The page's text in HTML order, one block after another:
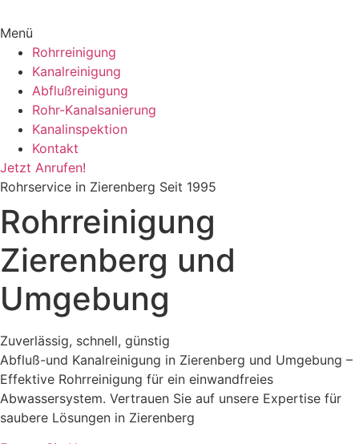
Menü
Rohrreinigung
Kanalreinigung
Abflußreinigung
Rohr-Kanalsanierung
Kanalinspektion
Kontakt
Jetzt Anrufen!
Rohrservice in Zierenberg Seit 1995
Rohrreinigung
Zierenberg und
Umgebung
Zuverlässig, schnell, günstig
Abfluß-und Kanalreinigung in Zierenberg und Umgebung –
Effektive Rohrreinigung für ein einwandfreies
Abwassersystem. Vertrauen Sie auf unsere Expertise für
saubere Lösungen in Zierenberg